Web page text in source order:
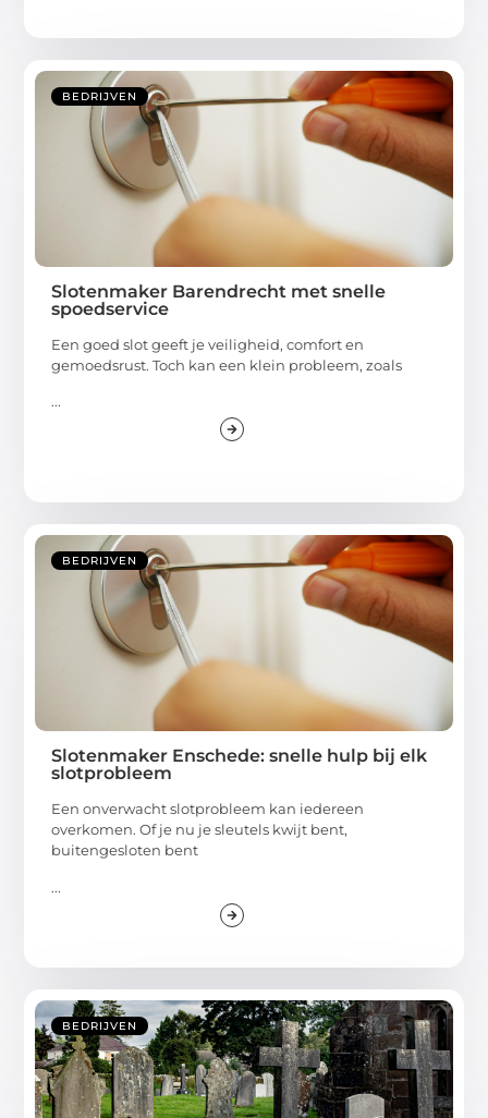
BEDRIJVEN
Slotenmaker Barendrecht met snelle
spoedservice
Een goed slot geeft je veiligheid, comfort en
gemoedsrust. Toch kan een klein probleem, zoals
...
BEDRIJVEN
Slotenmaker Enschede: snelle hulp bij elk
slotprobleem
Een onverwacht slotprobleem kan iedereen
overkomen. Of je nu je sleutels kwijt bent,
buitengesloten bent
...
BEDRIJVEN